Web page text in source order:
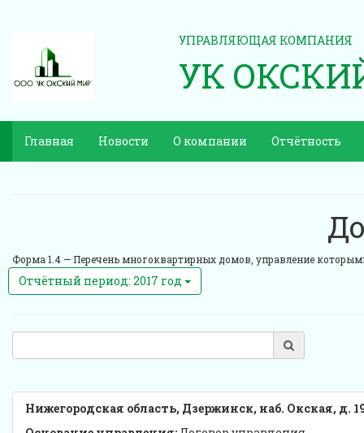
УПРАВЛЯЮЩАЯ КОМПАНИЯ
УК
Главная Новости О компании Отчётность
Форма 1.4 — Перечень многоквартирных домов, управление
Отчётный период: 2017 год
Нижегородская область, Дзержинск, наб. Окская, д.